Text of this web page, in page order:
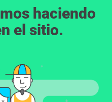
haciendo
el sitio.